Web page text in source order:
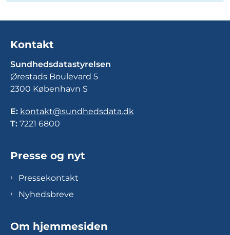
Kontakt
Sundhedsdatastyrelsen
Ørestads Boulevard 5
2300 København S
E: kontakt@sundhedsdata.dk
T: 7221 6800
Presse og nyt
Pressekontakt
Nyhedsbreve
Om hjemmesiden